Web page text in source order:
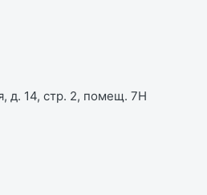
д. 14, стр. 2, помещ. 7Н